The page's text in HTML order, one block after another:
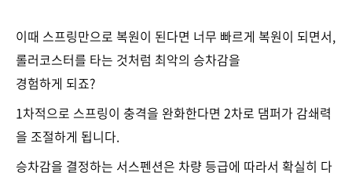
이때 스프링만으로 복원이 된다면 너무 빠르게 복원이 되면서,
롤러코스터를 타는 것처럼 최악의 승차감을
경험하게 되죠?
1차적으로 스프링이 충격을 완화한다면 2차로 댐퍼가 감쇄력
을 조절하게 됩니다.
승차감을 결정하는 서스펜션은 차량 등급에 따라서 확실히 다